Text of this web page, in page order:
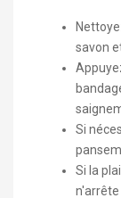
savon
Si
Si la
n'arrête